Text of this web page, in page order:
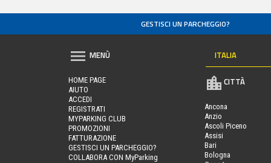
GESTISCI UN PARCHEGGIO?
MENÙ
HOME PAGE
AIUTO
ACCEDI
REGISTRATI
MYPARKING CLUB
PROMOZIONI
FATTURAZIONE
GESTISCI UN PARCHEGGIO?
COLLABORA CON MyParking
ITALIA
CITTÀ
Ancona
Anzio
Ascoli Piceno
Assisi
Bari
Bologna